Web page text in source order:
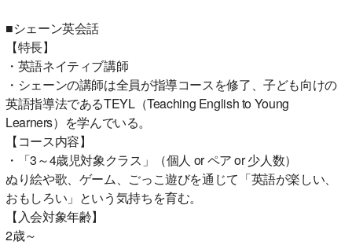
■シェーン英会話
【特長】
・英語ネイティブ講師
・シェーンの講師は全員が指導コースを修了、子ども向けの
英語指導法であるTEYL（Teaching English to Young
Learners）を学んでいる。
【コース内容】
・「3～4歳児対象クラス」（個人 or ペア or 少人数）
ぬり絵や歌、ゲーム、ごっこ遊びを通じて「英語が楽しい、
おもしろい」という気持ちを育む。
【入会対象年齢】
2歳～